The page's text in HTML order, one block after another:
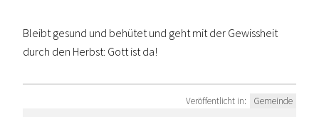
Bleibt gesund und behütet und geht mit der Gewissheit
durch den Herbst: Gott ist da!
Veröffentlicht in: Gemeinde